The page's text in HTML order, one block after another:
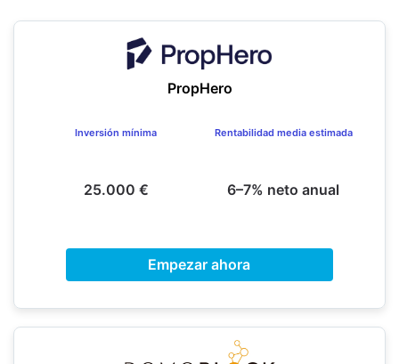
PropHero
Inversión mínima
25.000 €
Rentabilidad media estimada
6–7% neto anual
Empezar ahora